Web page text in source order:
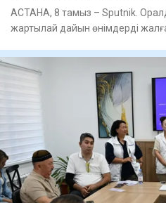
АСТАНА, 8 тамыз – Sputnik.
жартылай дайын өнімдерді